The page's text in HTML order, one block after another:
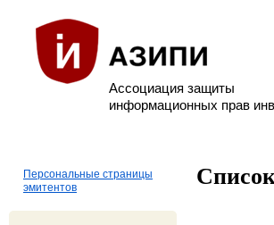
Ассоциация защиты
информационных прав
Персональные страницы
эмитентов